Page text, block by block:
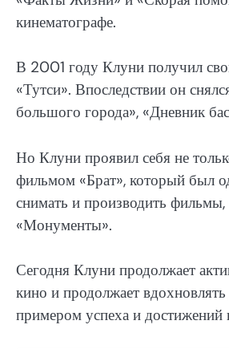
кинематографе.
В 2001 году Клуни получил
«Тутси». Впоследствии он
большого города», «Дневник
Но Клуни проявил себя не
фильмом «Брат», который был
снимать и производить
«Монументы».
Сегодня Клуни продолжает
кино и продолжает
примером успеха и достижений